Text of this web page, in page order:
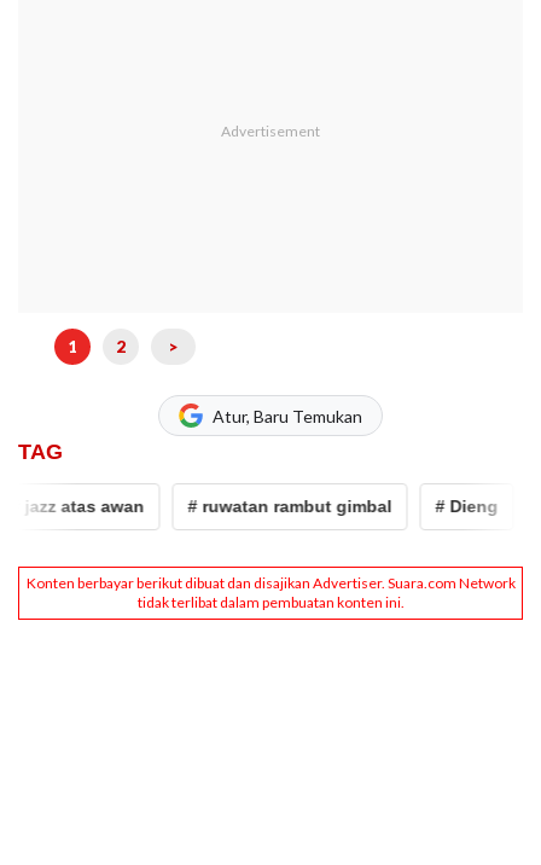
1 2 >
Atur, Baru Temukan
TAG
atas awan # ruwatan rambut gimbal # Dieng